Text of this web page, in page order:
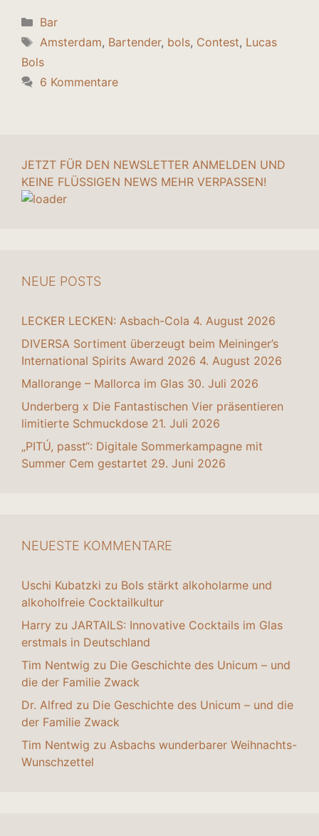
Kategorien
Bar
Schlagwörter
Amsterdam, Bartender, bols, Contest, Lucas
Bols
6 Kommentare
JETZT FÜR DEN NEWSLETTER ANMELDEN UND
KEINE FLÜSSIGEN NEWS MEHR VERPASSEN!
NEUE POSTS
LECKER LECKEN: Asbach-Cola 4. August 2026
DIVERSA Sortiment überzeugt beim Meininger’s
International Spirits Award 2026 4. August 2026
Mallorange – Mallorca im Glas 30. Juli 2026
Underberg x Die Fantastischen Vier präsentieren
limitierte Schmuckdose 21. Juli 2026
„PITÚ, passt“: Digitale Sommerkampagne mit
Summer Cem gestartet 29. Juni 2026
NEUESTE KOMMENTARE
Uschi Kubatzki zu Bols stärkt alkoholarme und
alkoholfreie Cocktailkultur
Harry zu JARTAILS: Innovative Cocktails im Glas
erstmals in Deutschland
Tim Nentwig zu Die Geschichte des Unicum – und
die der Familie Zwack
Dr. Alfred zu Die Geschichte des Unicum – und die
der Familie Zwack
Tim Nentwig zu Asbachs wunderbarer Weihnachts-
Wunschzettel